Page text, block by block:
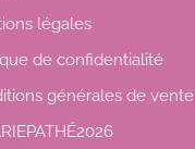
légales
de confidentialité
générales de vente